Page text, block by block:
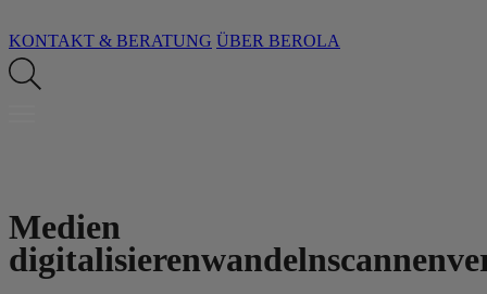
KONTAKT & BERATUNG ÜBER BEROLA
Medien
digitalisierenwandelnscannen